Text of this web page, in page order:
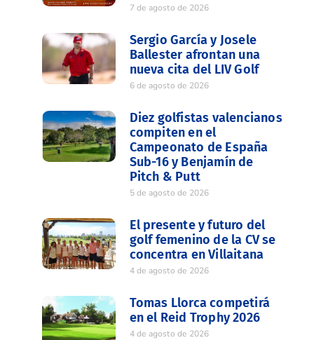
7 de agosto de 2026
Sergio García y Josele
Ballester afrontan una
nueva cita del LIV Golf
6 de agosto de 2026
Diez golfistas valencianos
compiten en el
Campeonato de España
Sub-16 y Benjamín de
Pitch & Putt
5 de agosto de 2026
El presente y futuro del
golf femenino de la CV se
concentra en Villaitana
4 de agosto de 2026
Tomas Llorca competirá
en el Reid Trophy 2026
4 de agosto de 2026